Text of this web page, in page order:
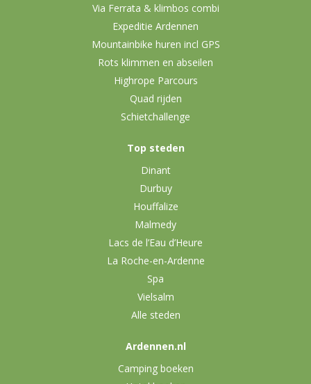
Via Ferrata & klimbos combi
Expeditie Ardennen
Mountainbike huren incl GPS
Rots klimmen en abseilen
Highrope Parcours
Quad rijden
Schietchallenge
Top steden
Dinant
Durbuy
Houffalize
Malmedy
Lacs de l’Eau d’Heure
La Roche-en-Ardenne
Spa
Vielsalm
Alle steden
Ardennen.nl
Camping boeken